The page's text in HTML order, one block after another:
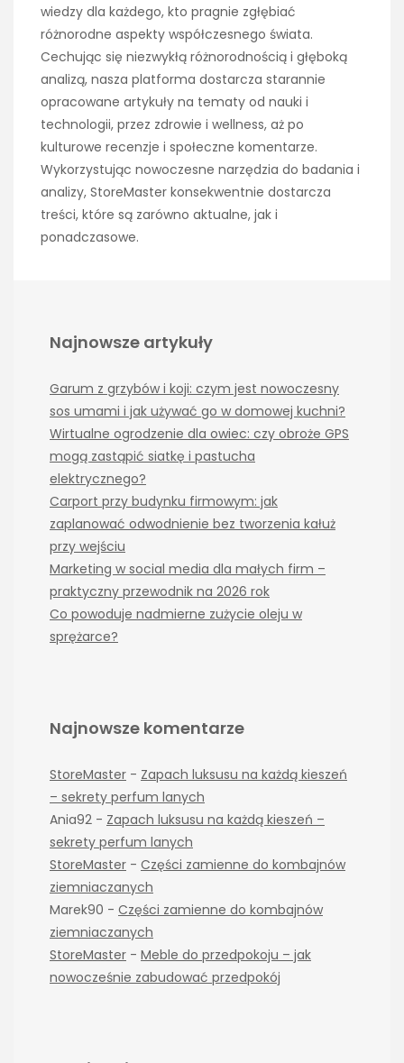
wiedzy dla każdego, kto pragnie zgłębiać
różnorodne aspekty współczesnego świata.
Cechując się niezwykłą różnorodnością i głęboką
analizą, nasza platforma dostarcza starannie
opracowane artykuły na tematy od nauki i
technologii, przez zdrowie i wellness, aż po
kulturowe recenzje i społeczne komentarze.
Wykorzystując nowoczesne narzędzia do badania i
analizy, StoreMaster konsekwentnie dostarcza
treści, które są zarówno aktualne, jak i
ponadczasowe.
Najnowsze artykuły
Garum z grzybów i koji: czym jest nowoczesny
sos umami i jak używać go w domowej kuchni?
Wirtualne ogrodzenie dla owiec: czy obroże GPS
mogą zastąpić siatkę i pastucha
elektrycznego?
Carport przy budynku firmowym: jak
zaplanować odwodnienie bez tworzenia kałuż
przy wejściu
Marketing w social media dla małych firm –
praktyczny przewodnik na 2026 rok
Co powoduje nadmierne zużycie oleju w
sprężarce?
Najnowsze komentarze
StoreMaster - Zapach luksusu na każdą kieszeń
– sekrety perfum lanych
Ania92 - Zapach luksusu na każdą kieszeń –
sekrety perfum lanych
StoreMaster - Części zamienne do kombajnów
ziemniaczanych
Marek90 - Części zamienne do kombajnów
ziemniaczanych
StoreMaster - Meble do przedpokoju – jak
nowocześnie zabudować przedpokój